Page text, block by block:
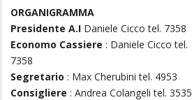
ORGANIGRAMMA
Presidente A.I Daniele Cicco tel. 7358
Economo Cassiere : Daniele Cicco tel.
7358
Segretario : Max Cherubini tel. 4953
Consigliere : Andrea Colangeli tel. 3535